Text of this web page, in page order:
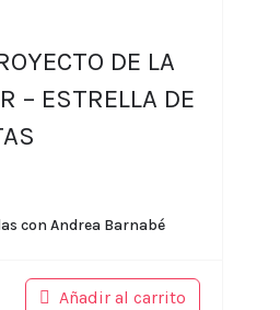
DE LA
– ESTRELLA DE
con Andrea Barnabé
Añadir al carrito